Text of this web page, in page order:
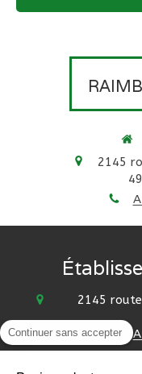
2145
2145
Baugé-en-Anjou,
Continuer sans accepter